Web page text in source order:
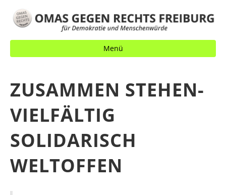
Menü
ZUSAMMEN STEHEN-
VIELFÄLTIG
SOLIDARISCH
WELTOFFEN